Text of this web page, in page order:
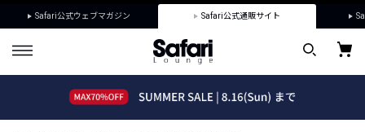
Safari公式ウェブマガジン Safari公式通販サイト